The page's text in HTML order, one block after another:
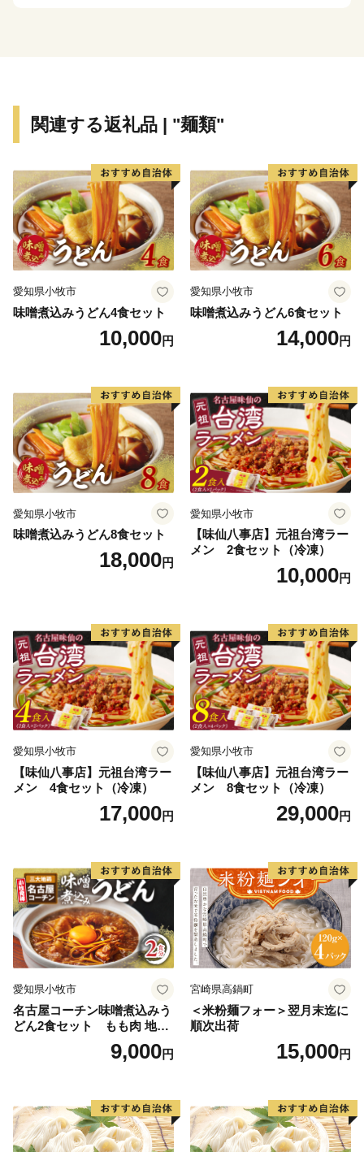
関連する返礼品 | "麺類"
愛知県小牧市
味噌煮込みうどん4食セット
10,000円
愛知県小牧市
味噌煮込みうどん6食セット
14,000円
愛知県小牧市
味噌煮込みうどん8食セット
18,000円
愛知県小牧市
【味仙八事店】元祖台湾ラー
メン 2食セット（冷凍）
10,000円
愛知県小牧市
【味仙八事店】元祖台湾ラー
メン 4食セット（冷凍）
17,000円
愛知県小牧市
【味仙八事店】元祖台湾ラー
メン 8食セット（冷凍）
29,000円
愛知県小牧市
名古屋コーチン味噌煮込みう
どん2食セット もも肉 地鶏
9,000円
宮崎県高鍋町
＜米粉麺フォー＞翌月末迄に
順次出荷
15,000円